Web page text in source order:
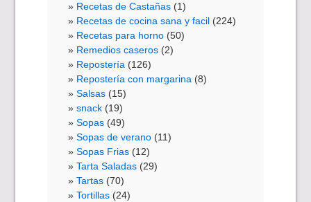
Recetas de Castañas (1)
Recetas de cocina sana y facil (224)
Recetas para horno (50)
Remedios caseros (2)
Repostería (126)
Repostería con margarina (8)
Salsas (15)
snack (19)
Sopas (49)
Sopas de verano (11)
Sopas Frias (12)
Tarta Saladas (29)
Tartas (70)
Tortillas (24)